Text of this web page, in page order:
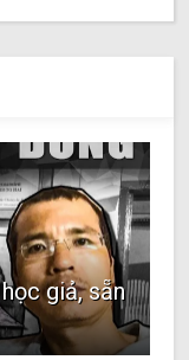
giả, sẵn